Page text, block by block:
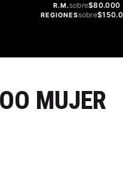
R.M.sobre$80.000
REGIONESsobre
MUJER